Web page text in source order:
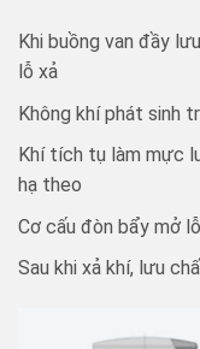
Khi buồng van đầy
lỗ xả
Không khí phát sinh
Khí tích tụ làm mực
hạ theo
Cơ cấu đòn bẩy mở
Sau khi xả khí, lưu